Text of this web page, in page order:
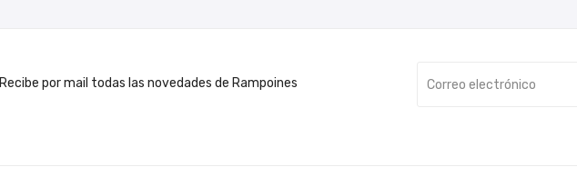
Recibe por mail todas las novedades de Rampoines